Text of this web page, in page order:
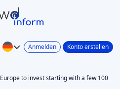
Anmelden Konto erstellen
to invest starting with a few 100